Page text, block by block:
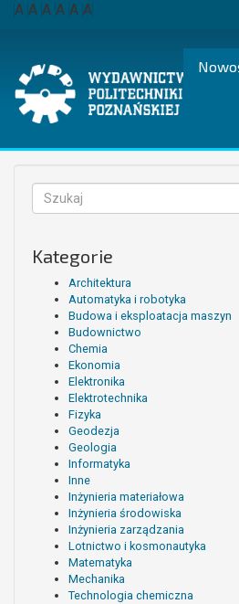
Przejdź
A A A A A A
Formularz
wyszukiwania
Kategorie
Architektura
Automatyka i robotyka
Budowa i eksploatacja maszyn
Budownictwo
Chemia
Ekonomia
Elektronika
Elektrotechnika
Fizyka
Geodezja
Geologia
Informatyka
Inne
Inżynieria materiałowa
Inżynieria środowiska
Inżynieria zarządzania
Lotnictwo i kosmonautyka
Matematyka
Mechanika
Technologia chemiczna